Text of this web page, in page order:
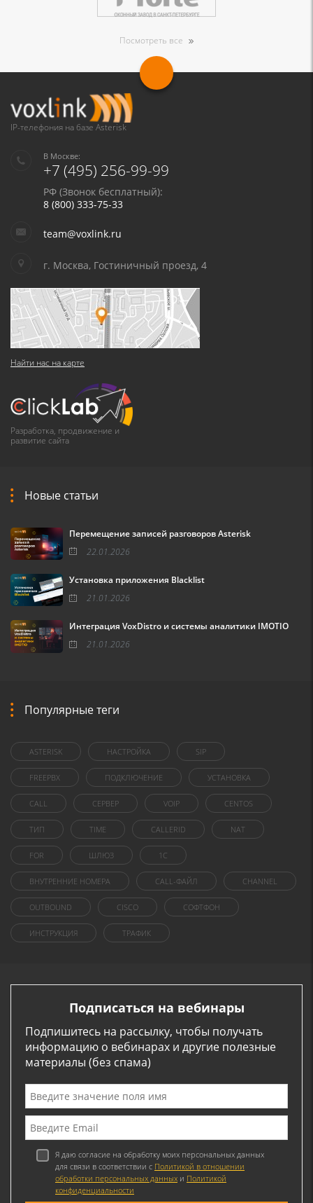
Посмотреть все
IP-телефония на базе Asterisk
В Москве:
+7 (495) 256-99-99
РФ (Звонок бесплатный):
8 (800) 333-75-33
team@voxlink.ru
г. Москва, Гостиничный проезд, 4
Найти нас на карте
Разработка, продвижение и
развитие сайта
Новые статьи
Перемещение записей разговоров Asterisk
22.01.2026
Установка приложения Blacklist
21.01.2026
Интеграция VoxDistro и системы аналитики IMOTIO
21.01.2026
Популярные теги
ASTERISK НАСТРОЙКА SIP
FREEPBX ПОДКЛЮЧЕНИЕ УСТАНОВКА
CALL СЕРВЕР VOIP CENTOS
ТИП TIME CALLERID NAT
FOR ШЛЮЗ 1C
ВНУТРЕННИЕ НОМЕРА CALL-ФАЙЛ CHANNEL
OUTBOUND CISCO СОФТФОН
ИНСТРУКЦИЯ ТРАФИК
Подписаться на вебинары
Подпишитесь на рассылку, чтобы получать
информацию о вебинарах и другие полезные
материалы (без спама)
Я даю согласие на обработку моих персональных данных
для связи в соответствии с Политикой в отношении
обработки персональных данных и Политикой
конфиденциальности